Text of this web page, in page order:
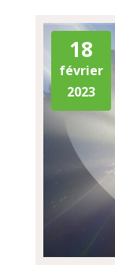
18
février
2023